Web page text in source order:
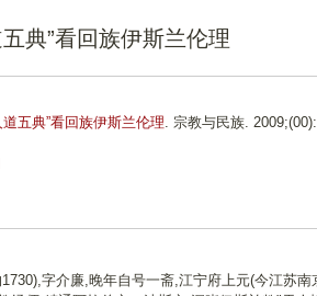
典”看回族伊斯兰伦理
道五典”看回族伊斯兰伦理. 宗教与民族.
字介廉,晚年自号一斋,江宁府上元(今江苏